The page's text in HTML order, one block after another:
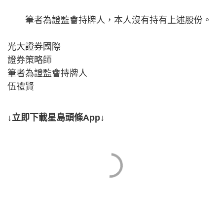
筆者為證監會持牌人，本人沒有持有上述股份​​。
光大證券國際
證券策略師
筆者為證監會持牌人
伍禮賢
↓立即下載星島頭條App↓